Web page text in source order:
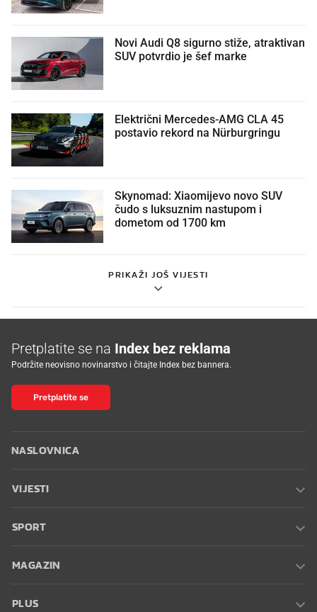
Novi Audi Q8 sigurno stiže, atraktivan
SUV potvrdio je šef marke
Električni Mercedes-AMG CLA 45
postavio rekord na Nürburgringu
Skynomad: Xiaomijevo novo SUV
čudo s luksuznim nastupom i
dometom od 1700 km
PRIKAŽI JOŠ VIJESTI
Pretplatite se na Index bez reklama
Podržite neovisno novinarstvo i čitajte Index bez bannera.
Pretplatite se
NASLOVNICA
VIJESTI
SPORT
MAGAZIN
PLUS